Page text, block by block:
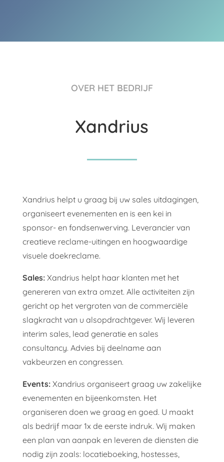
OVER HET BEDRIJF
Xandrius
Xandrius helpt u graag bij uw sales uitdagingen,
organiseert evenementen en is een kei in
sponsor- en fondsenwerving. Leverancier van
creatieve reclame-uitingen en hoogwaardige
visuele doekreclame.
Sales:Xandrius helpt haar klanten met het
genereren van extra omzet. Alle activiteiten zijn
gericht op het vergroten van de commerciële
slagkracht van u alsopdrachtgever. Wij leveren
interim sales, lead generatie en sales
consultancy. Advies bij deelname aan
vakbeurzen en congressen.
Events:Xandrius organiseert graag uw zakelijke
evenementen en bijeenkomsten. Het
organiseren doen we graag en goed. U maakt
als bedrijf maar 1x de eerste indruk. Wij maken
een plan van aanpak en leveren de diensten die
nodig zijn zoals: locatieboeking, hostesses,